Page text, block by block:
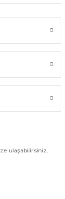
ulaşabilirsiniz.